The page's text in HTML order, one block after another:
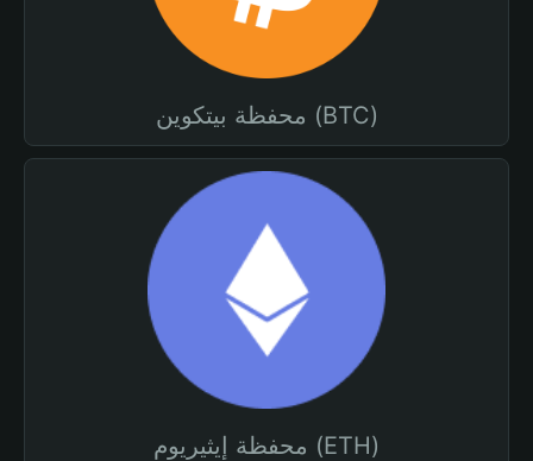
محفظة بيتكوين (BTC)
محفظة إيثيريوم (ETH)